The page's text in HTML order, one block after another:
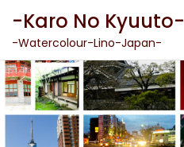
content
-Karo No Kyuuto-
-Watercolour-Lino-Japan-